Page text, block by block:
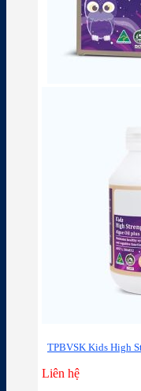
TPBVSK Kids High
Liên hệ